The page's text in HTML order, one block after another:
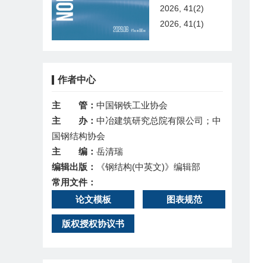
2026, 41(2)
2026, 41(1)
作者中心
主 管： 中国钢铁工业协会
主 办： 中冶建筑研究总院有限公司；中
国钢结构协会
主 编： 岳清瑞
编辑出版：
《钢结构(中英文)》编辑部
常用文件：
论文模板
图表规范
版权授权协议书